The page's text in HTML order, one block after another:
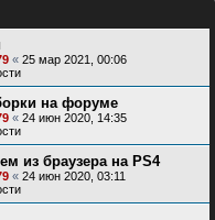
« 25 мар 2021, 00:06
на форуме
« 24 июн 2020, 14:35
из браузера на PS4
« 24 июн 2020, 03:11